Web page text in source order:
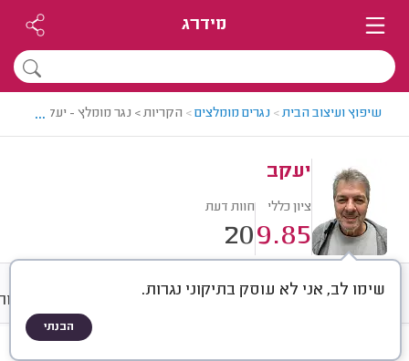
מידרג
שיפוץ ועיצוב הבית> נגרים מומלצים> הקריות > נגר מומלץ - יעקב...
יעקב
ציון כללי
9.85
חוות דעת
20
שימו לב, אני לא עוסק בתיקוני נגרות.
הבנתי
חוות דעת ממוצע